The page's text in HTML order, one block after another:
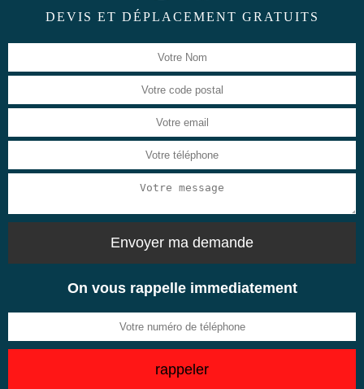
DEVIS ET DÉPLACEMENT GRATUITS
On vous rappelle immediatement